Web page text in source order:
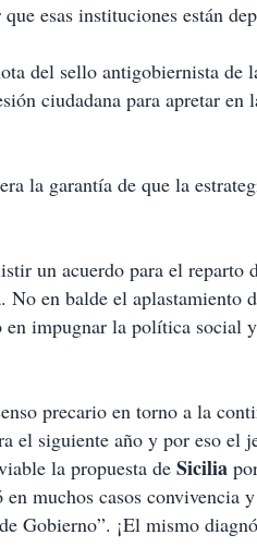
esas instituciones están
del sello antigobiernista
ciudadana para apretar
la garantía de que la
un acuerdo para el
No en balde el aplastamiento
en impugnar la política
precario en torno a la
el siguiente año y por eso el
la propuesta de Sicilia
muchos casos
Gobierno”. ¡El mismo